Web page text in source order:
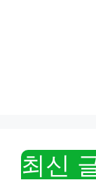
최신